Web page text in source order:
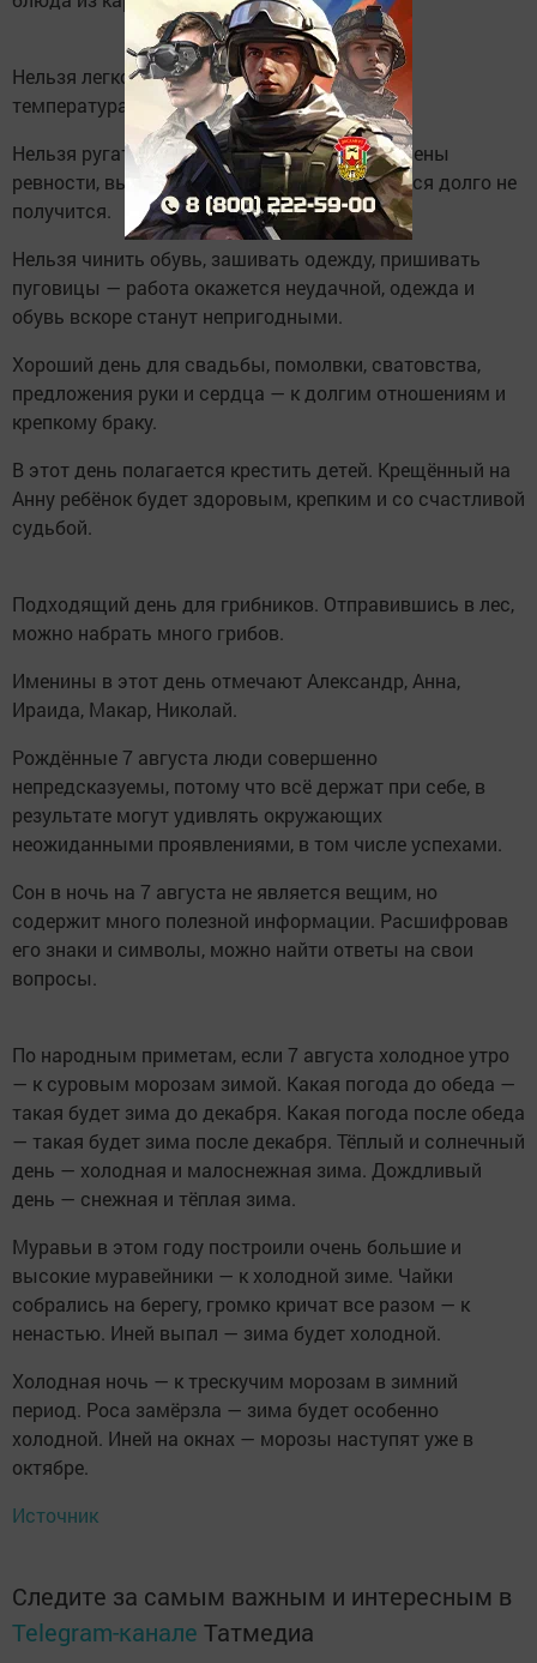
Нельзя легко одеваться, если с утра низкая
температура — рискуете заболеть.
Нельзя ругаться, устраивать конфликты, сцены
ревности, выяснять отношения — помириться долго не
получится.
Нельзя чинить обувь, зашивать одежду, пришивать
пуговицы — работа окажется неудачной, одежда и
обувь вскоре станут непригодными.
Хороший день для свадьбы, помолвки, сватовства,
предложения руки и сердца — к долгим отношениям и
крепкому браку.
В этот день полагается крестить детей. Крещённый на
Анну ребёнок будет здоровым, крепким и со счастливой
судьбой.
Подходящий день для грибников. Отправившись в лес,
можно набрать много грибов.
Именины в этот день отмечают Александр, Анна,
Ираида, Макар, Николай.
Рождённые 7 августа люди совершенно
непредсказуемы, потому что всё держат при себе, в
результате могут удивлять окружающих
неожиданными проявлениями, в том числе успехами.
Сон в ночь на 7 августа не является вещим, но
содержит много полезной информации. Расшифровав
его знаки и символы, можно найти ответы на свои
вопросы.
По народным приметам, если 7 августа холодное утро
— к суровым морозам зимой. Какая погода до обеда —
такая будет зима до декабря. Какая погода после обеда
— такая будет зима после декабря. Тёплый и солнечный
день — холодная и малоснежная зима. Дождливый
день — снежная и тёплая зима.
Муравьи в этом году построили очень большие и
высокие муравейники — к холодной зиме. Чайки
собрались на берегу, громко кричат все разом — к
ненастью. Иней выпал — зима будет холодной.
Холодная ночь — к трескучим морозам в зимний
период. Роса замёрзла — зима будет особенно
холодной. Иней на окнах — морозы наступят уже в
октябре.
Источник
Следите за самым важным и интересным в
Telegram-канале Татмедиа